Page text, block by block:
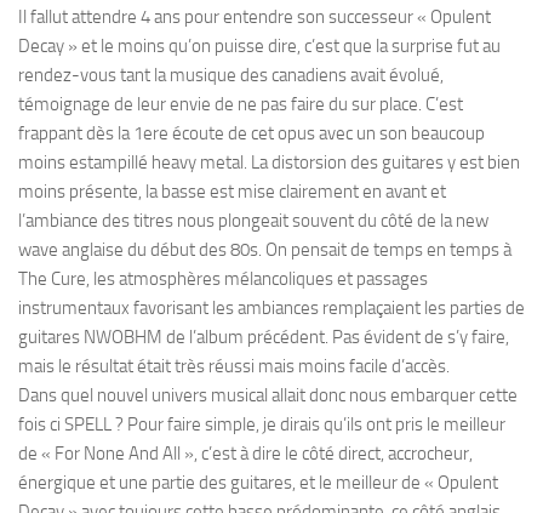
Il fallut attendre 4 ans pour entendre son successeur « Opulent
Decay » et le moins qu’on puisse dire, c’est que la surprise fut au
rendez-vous tant la musique des canadiens avait évolué,
témoignage de leur envie de ne pas faire du sur place. C’est
frappant dès la 1ere écoute de cet opus avec un son beaucoup
moins estampillé heavy metal. La distorsion des guitares y est bien
moins présente, la basse est mise clairement en avant et
l’ambiance des titres nous plongeait souvent du côté de la new
wave anglaise du début des 80s. On pensait de temps en temps à
The Cure, les atmosphères mélancoliques et passages
instrumentaux favorisant les ambiances remplaçaient les parties de
guitares NWOBHM de l’album précédent. Pas évident de s’y faire,
mais le résultat était très réussi mais moins facile d’accès.
Dans quel nouvel univers musical allait donc nous embarquer cette
fois ci SPELL ? Pour faire simple, je dirais qu’ils ont pris le meilleur
de « For None And All », c’est à dire le côté direct, accrocheur,
énergique et une partie des guitares, et le meilleur de « Opulent